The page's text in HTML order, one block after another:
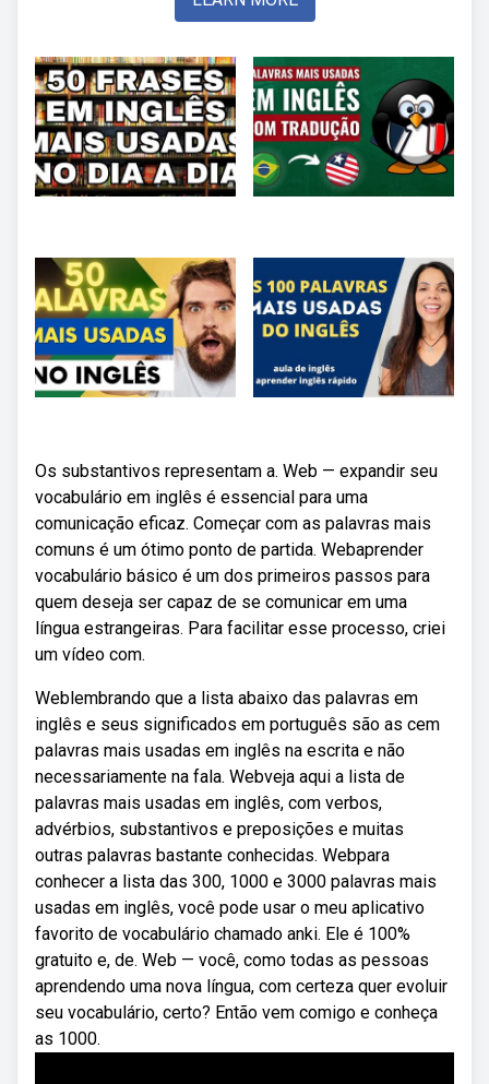
Os substantivos representam a. Web — expandir seu
vocabulário em inglês é essencial para uma
comunicação eficaz. Começar com as palavras mais
comuns é um ótimo ponto de partida. Webaprender
vocabulário básico é um dos primeiros passos para
quem deseja ser capaz de se comunicar em uma
língua estrangeiras. Para facilitar esse processo, criei
um vídeo com.
Weblembrando que a lista abaixo das palavras em
inglês e seus significados em português são as cem
palavras mais usadas em inglês na escrita e não
necessariamente na fala. Webveja aqui a lista de
palavras mais usadas em inglês, com verbos,
advérbios, substantivos e preposições e muitas
outras palavras bastante conhecidas. Webpara
conhecer a lista das 300, 1000 e 3000 palavras mais
usadas em inglês, você pode usar o meu aplicativo
favorito de vocabulário chamado anki. Ele é 100%
gratuito e, de. Web — você, como todas as pessoas
aprendendo uma nova língua, com certeza quer evoluir
seu vocabulário, certo? Então vem comigo e conheça
as 1000.